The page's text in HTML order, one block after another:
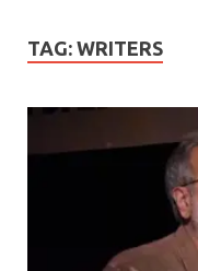
TAG: WRITERS